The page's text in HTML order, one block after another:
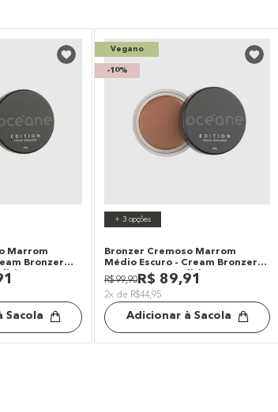
Marrom
Bronzer
Sacola
Vegano
-10%
+ 3 opções
Bronzer Cremoso Marrom
Médio Escuro - Cream Bronzer
Coast Océane Edition
R$ 99,90 R$ 89,91
2x de R$44,95
Adicionar à Sacola